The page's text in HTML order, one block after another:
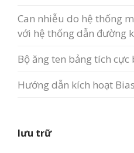
Can nhiễu do hệ thống
với hệ thống dẫn đường
Bộ ăng ten bảng tích cực
Hướng dẫn kích hoạt
lưu trữ